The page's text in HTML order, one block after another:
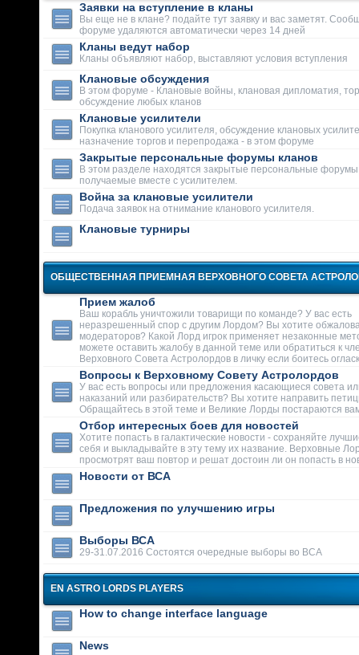
Заявки на вступление в кланы
Вы еще не в клане? подайте тут заявку и вас заметят.
форуме удаляются автоматически через 14 дней
Кланы ведут набор
Кланы объявляют набор, выставляют условия вступления
Клановые обсуждения
В этом форуме - Клановые войны, клановая дипломатия,
обсуждение любых кланов
Клановые усилители
Покупка кланового усилителя, обсуждение клановых
назначение торгов и перепродажа - в этом форуме
Закрытые персональные форумы кланов
В этом разделе находятся закрытые персональные форумы
получаемые вместе с усилителем.
Война за клановые усилители
Подача заявок на отнимание кланового усилителя.
Клановые турниры
ОБЩЕСТВЕННАЯ ПРИЕМНАЯ ВЕРХОВНОГО СОВЕТА
Прием жалоб
Ваш корабль уничтожили товарищи по команде? У вас есть
неразрешенный спор с другим Лордом? Вы хотите
модераторов? Какой Лорд игрок применяет незаконные
можете оставить жалобу в данной теме или обратиться к
Верховного Совета Астролордов в личку если боитесь
Вопросы к Верховному Совету Астролордов
У вас есть вопросы или предложения касающиеся совета
наказаний или разбирательств? Вы хотите направить
Обращайтесь в этой теме и Великие Лорды постараются
Отбор интересных боев для новостей
Хотите попасть в галактические новости - сохраняйте
себя и выкладывайте в эту тему их название. Верховные
просмотрят ваш повтор и решат достоин ли он попасть в
Новости от ВСА
Предложения по улучшению игры
Выборы ВСА
29-31.07.2016 Состоятся очередные выборы во ВСА
EN ASTRO LORDS PLAYERS
How to change interface language
News